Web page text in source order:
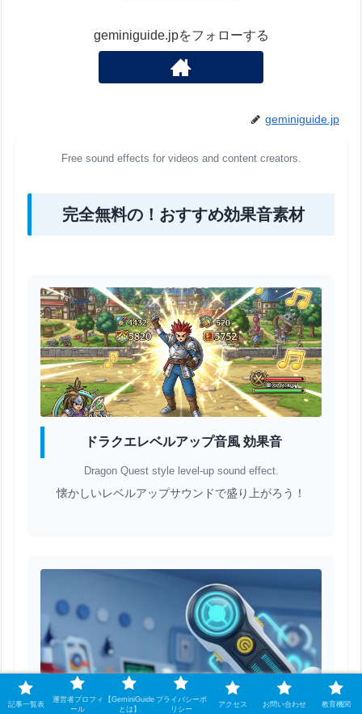
geminiguide.jpをフォローする
geminiguide.jp
Free sound effects for videos and content creators.
完全無料の！おすすめ効果音素材
ドラクエレベルアップ音風 効果音
Dragon Quest style level-up sound effect.
懐かしいレベルアップサウンドで盛り上がろう！
記事一覧表
運営者プロフィ
ール
【GeminiGuide
とは】
プライバシーポ
リシー
アクセス お問い合わせ 教育機関